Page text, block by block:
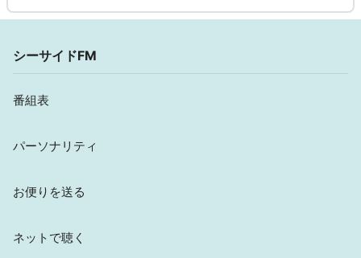
シーサイドFM
番組表
パーソナリティ
お便りを送る
ネットで聴く